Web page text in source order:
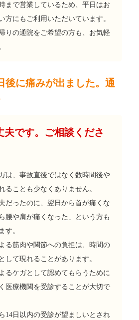
まで営業しているため、平日はお
方にもご利用いただいています。
りの通院をご希望の方も、お気軽
後に痛みが出ました。通
夫です。ご相談くださ
は、事故直後ではなく数時間後や
ることも少なくありません。
だったのに、翌日から首が痛くな
腰や肩が痛くなった」という方も
す。
る筋肉や関節への負担は、時間の
して現れることがあります。
るケガとして認めてもらうために
医療機関を受診することが大切で
14日以内の受診が望ましいとされ